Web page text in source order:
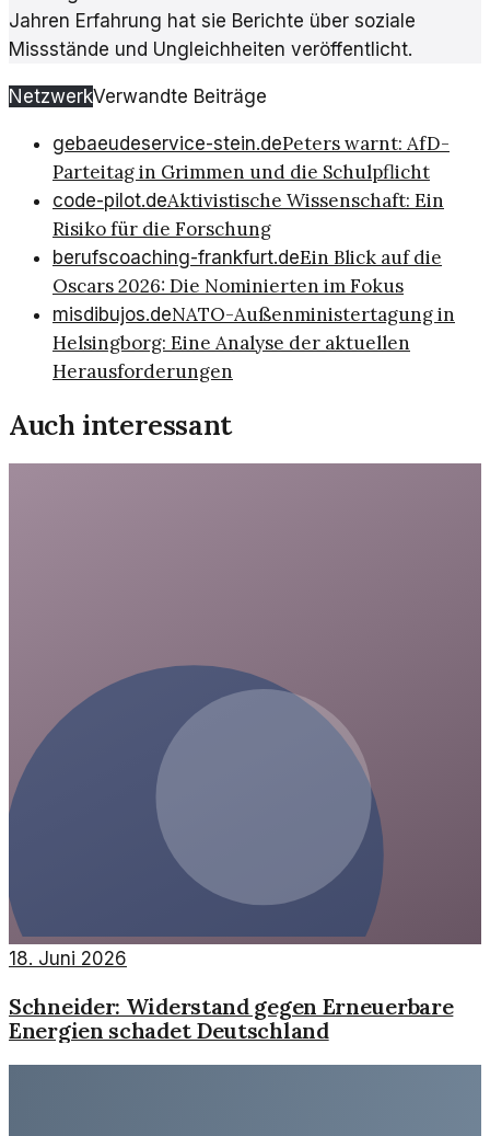
Jahren Erfahrung hat sie Berichte über soziale
Missstände und Ungleichheiten veröffentlicht.
NetzwerkVerwandte Beiträge
gebaeudeservice-stein.dePeters warnt: AfD-
Parteitag in Grimmen und die Schulpflicht
code-pilot.deAktivistische Wissenschaft: Ein
Risiko für die Forschung
berufscoaching-frankfurt.deEin Blick auf die
Oscars 2026: Die Nominierten im Fokus
misdibujos.deNATO-Außenministertagung in
Helsingborg: Eine Analyse der aktuellen
Herausforderungen
Auch interessant
18. Juni 2026
Schneider: Widerstand gegen Erneuerbare
Energien schadet Deutschland